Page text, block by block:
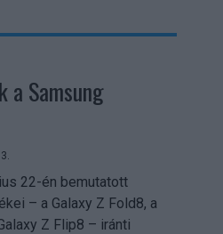
a Samsung
22-én bemutatott
– a Galaxy Z Fold8, a
Z Flip8 – iránti